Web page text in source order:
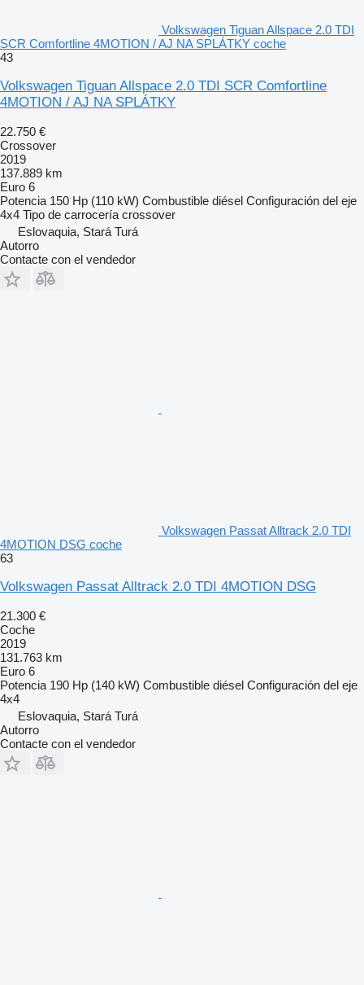
Volkswagen Tiguan Allspace 2.0 TDI
SCR Comfortline 4MOTION / AJ NA SPLÁTKY coche
43
Volkswagen Tiguan Allspace 2.0 TDI SCR Comfortline
4MOTION / AJ NA SPLÁTKY
22.750 €
Crossover
2019
137.889 km
Euro 6
Potencia 150 Hp (110 kW) Combustible diésel Configuración del eje
4x4 Tipo de carrocería crossover
Eslovaquia, Stará Turá
Autorro
Contacte con el vendedor
Volkswagen Passat Alltrack 2.0 TDI
4MOTION DSG coche
63
Volkswagen Passat Alltrack 2.0 TDI 4MOTION DSG
21.300 €
Coche
2019
131.763 km
Euro 6
Potencia 190 Hp (140 kW) Combustible diésel Configuración del eje
4x4
Eslovaquia, Stará Turá
Autorro
Contacte con el vendedor